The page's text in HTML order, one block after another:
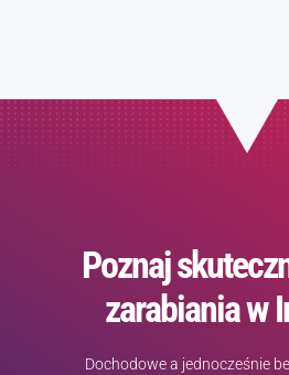
Poznaj
zarabiania w
Dochodowe a jednocześnie